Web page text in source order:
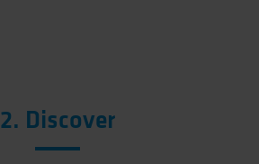
2. Discover